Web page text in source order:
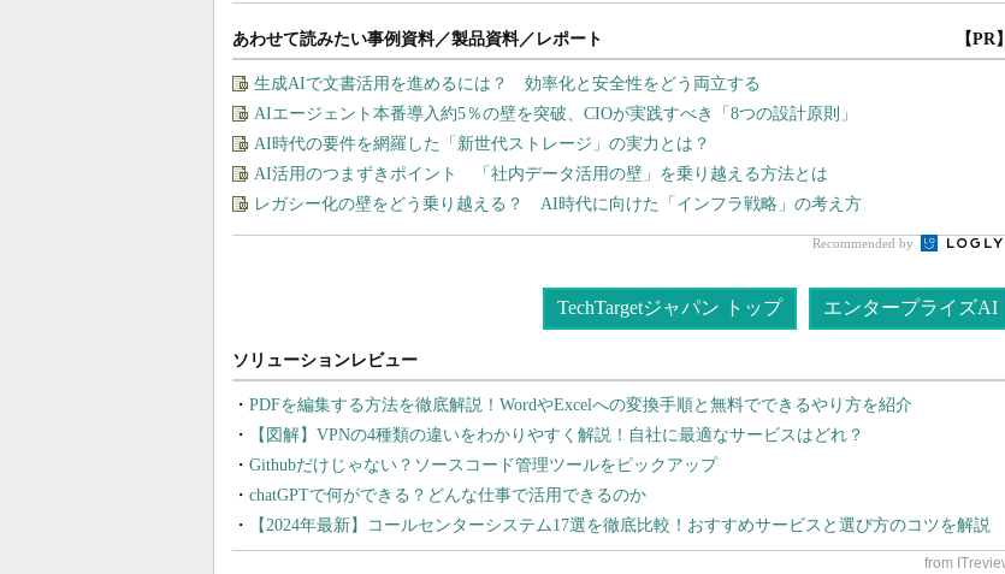
あわせて読みたい事例資料／製品資料／レポート 【PR】
生成AIで文書活用を進めるには？ 効率化と安全性をどう両立する
AIエージェント本番導入約5％の壁を突破、CIOが実践すべき「8つの設計原則」
AI時代の要件を網羅した「新世代ストレージ」の実力とは？
AI活用のつまずきポイント 「社内データ活用の壁」を乗り越える方法とは
レガシー化の壁をどう乗り越える？ AI時代に向けた「インフラ戦略」の考え方
Recommended by
TechTargetジャパン トップ エンタープライズAI
PDFを編集する方法を徹底解説！WordやExcelへの変換手順と無料でできるやり方を紹介
【図解】VPNの4種類の違いをわかりやすく解説！自社に最適なサービスはどれ？
Githubだけじゃない？ソースコード管理ツールをピックアップ
chatGPTで何ができる？どんな仕事で活用できるのか
【2024年最新】コールセンターシステム17選を徹底比較！おすすめサービスと選び方のコツを解説